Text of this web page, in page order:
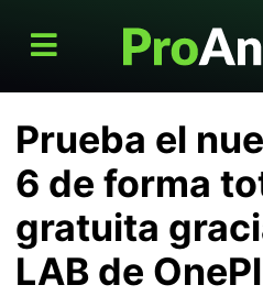
Prueba el
6 de forma
gratuita
LAB de